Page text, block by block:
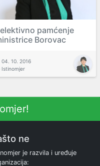
pamćenje
Borovac
04. 10. 2016
Istinomjer
ne
je razvila i uređuje